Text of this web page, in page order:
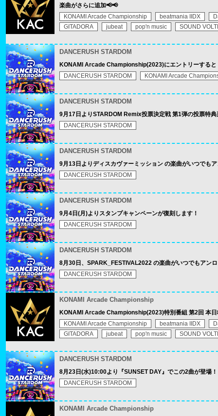
楽曲がさらに追加📢📢
KONAMI Arcade Championship
beatmania IIDX
GITADORA
jubeat pop'n music SOUND
DANCERUSH STARDOM
KONAMI Arcade Championship(2023)にエントリーする
DANCERUSH STARDOM
KONAMI Arcade
DANCERUSH STARDOM
9月17日よりSTARDOM Remix投票決定戦 第1弾の投票特
DANCERUSH STARDOM
DANCERUSH STARDOM
9月13日よりディスカヴァーミッション の楽曲がいつでも
DANCERUSH STARDOM
DANCERUSH STARDOM
9月4日(月)よりスタンプキャンペーンが復刻します！
DANCERUSH STARDOM
DANCERUSH STARDOM
8月30日、SPARK_FESTIVAL2022 の楽曲がいつでもアン
DANCERUSH STARDOM
KONAMI Arcade Championship
KONAMI Arcade Championship(2023)特別番組 第2回 本
KONAMI Arcade Championship
beatmania IIDX
GITADORA
jubeat pop'n music SOUND
DANCERUSH STARDOM
8月23日(水)10:00より『SUNSET DAY』でこの2曲が登場！
DANCERUSH STARDOM
KONAMI Arcade Championship